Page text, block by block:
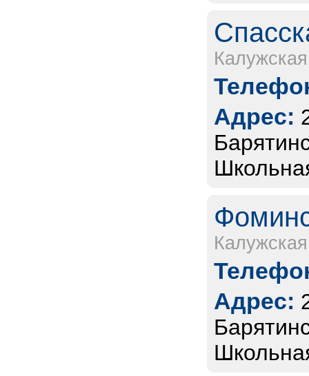
Адрес:
Адрес: